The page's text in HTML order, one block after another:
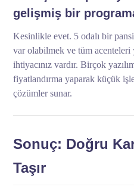
gelişmiş bir
Kesinlikle evet. 5 odalı bir
var olabilmek ve tüm
ihtiyacınız vardır. Birçok
fiyatlandırma yaparak küçük
çözümler sunar.
Sonuç: Doğru
Taşır